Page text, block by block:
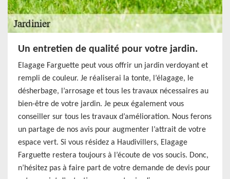
Un entretien de qualité pour votre jardin.
Elagage Farguette peut vous offrir un jardin verdoyant et
rempli de couleur. Je réaliserai la tonte, l’élagage, le
désherbage, l’arrosage et tous les travaux nécessaires au
bien-être de votre jardin. Je peux également vous
conseiller sur tous les travaux d’amélioration. Nous ferons
un partage de nos avis pour augmenter l’attrait de votre
espace vert. Si vous résidez a Haudivillers, Elagage
Farguette restera toujours à l’écoute de vos soucis. Donc,
n’hésitez pas à faire part de votre demande de devis pour